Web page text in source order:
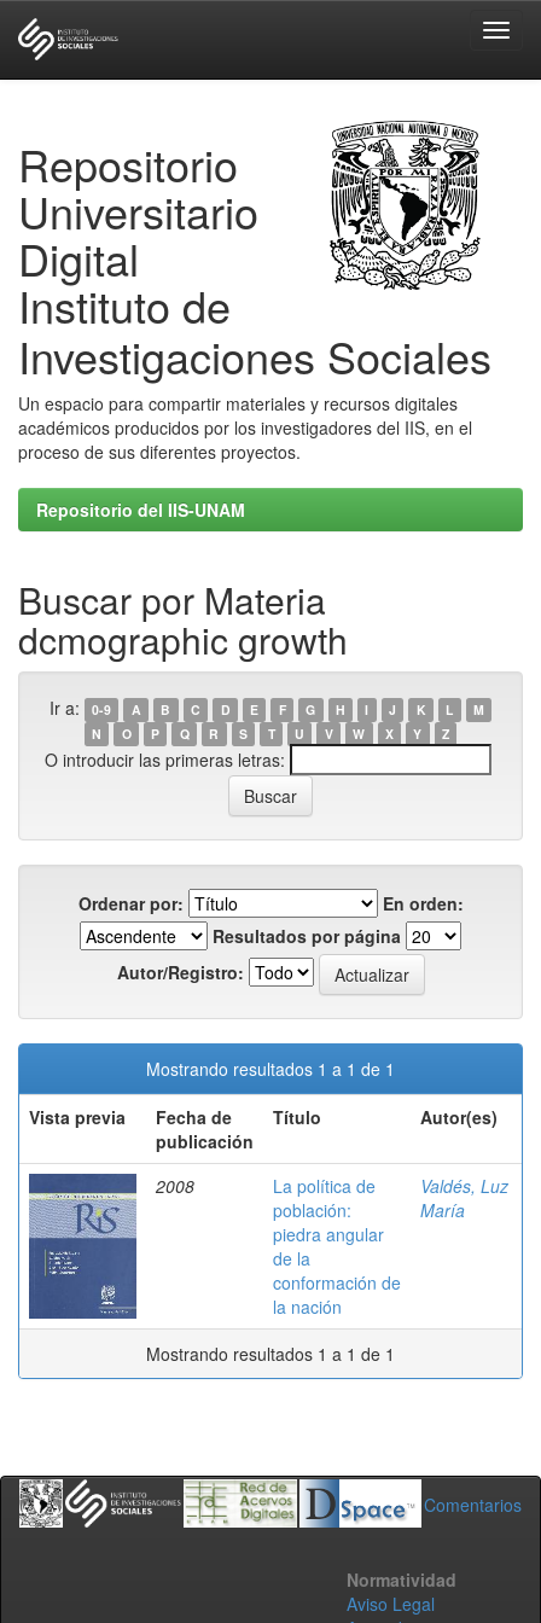
Repositorio
Universitario
Digital
Instituto de
Investigaciones Sociales
Un espacio para compartir materiales y recursos digitales
académicos producidos por los investigadores del IIS, en el
proceso de sus diferentes proyectos.
Repositorio del IIS-UNAM
Buscar por Materia
dcmographic growth
Ir a: 0-9 A B C D E F G H I J K L
M
N
O P Q R S T U V W X Y Z
O introducir las primeras letras:
Ordenar por:
En orden:
Resultados por página
Autor/Registro:
Mostrando resultados 1 a 1 de 1
Vista previa
Fecha de
publicación
Título Autor(es)
2008
La política de
población:
piedra angular
de la
conformación de
la nación
Valdés, Luz
María
Mostrando resultados 1 a 1 de 1
Comentarios
Normatividad
Aviso Legal